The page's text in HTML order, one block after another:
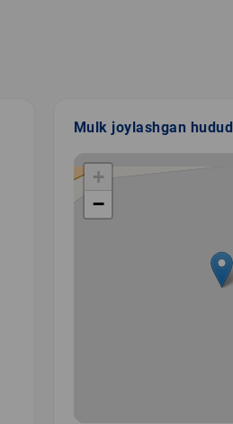
Mulk joylashgan hudud
+
−